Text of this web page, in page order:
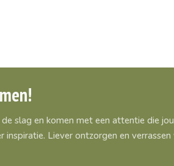
slag en komen met een attentie die
Liever ontzorgen en